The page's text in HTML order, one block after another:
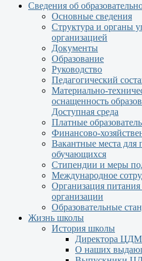
Сведения об
Основные сведения
Структура и органы
организацией
Документы
Образование
Руководство
Педагогический
Материально-
оснащенность
Доступная среда
Платные
Финансово-
Вакантные места для
обучающихся
Стипендии и меры
Международное
Организация питания
организации
Образовательные
Жизнь школы
История школы
Директора
О наших